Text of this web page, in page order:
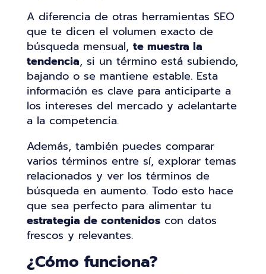
A diferencia de otras herramientas SEO
que te dicen el volumen exacto de
búsqueda mensual, te muestra la
tendencia, si un término está subiendo,
bajando o se mantiene estable. Esta
información es clave para anticiparte a
los intereses del mercado y adelantarte
a la competencia.
Además, también puedes comparar
varios términos entre sí, explorar temas
relacionados y ver los términos de
búsqueda en aumento. Todo esto hace
que sea perfecto para alimentar tu
estrategia de contenidoscon datos
frescos y relevantes.
¿Cómo funciona?